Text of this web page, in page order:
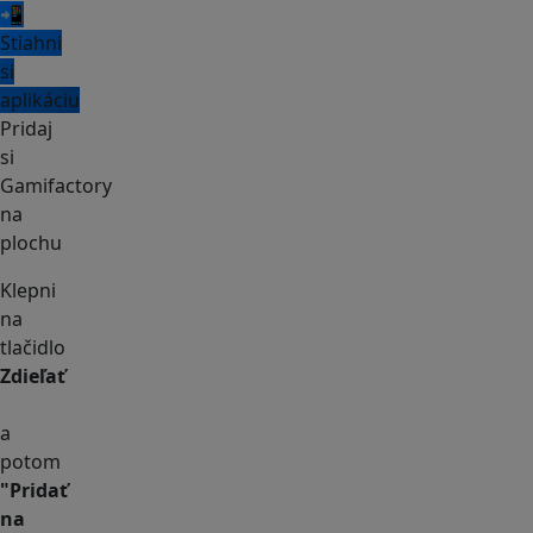
📲
Stiahni
si
aplikáciu
Pridaj
si
Gamifactory
na
plochu
Klepni
na
tlačidlo
Zdieľať
a
potom
"Pridať
na